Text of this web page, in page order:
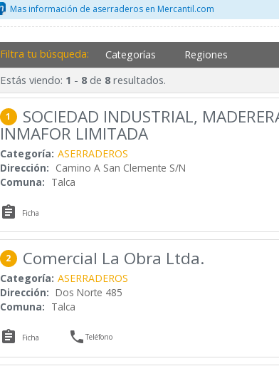
Mas información de aserraderos en Mercantil.com
Filtra tu búsqueda: Categorías Regiones
Estás viendo: 1 - 8de 8resultados.
1 SOCIEDAD INDUSTRIAL,
INMAFOR LIMITADA
Categoría: ASERRADEROS
Dirección: Camino A San Clemente S/N
Comuna: Talca
 Ficha
2 Comercial La Obra Ltda.
Categoría: ASERRADEROS
Dirección: Dos Norte 485
Comuna: Talca
 Ficha Teléfono